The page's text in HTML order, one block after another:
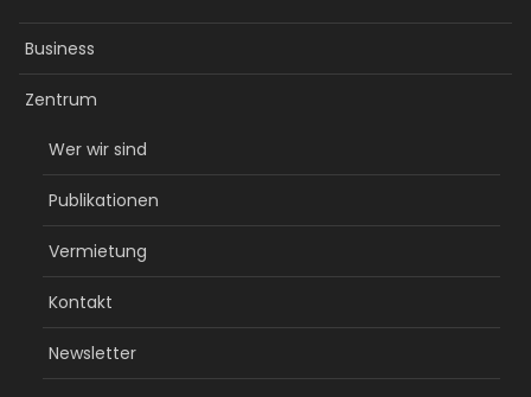
Business
Zentrum
Wer wir sind
Publikationen
Vermietung
Kontakt
Newsletter